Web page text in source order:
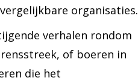
organisaties.
verhalen rondom
of boeren in
die het